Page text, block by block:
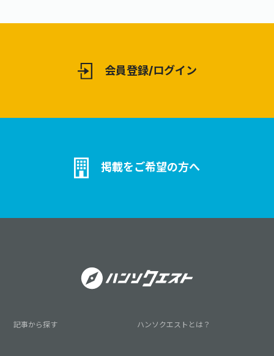
会員登録/ログイン
掲載をご希望の方へ
記事から探す ハンソクエストとは？